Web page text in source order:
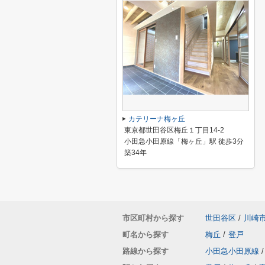
カテリーナ梅ヶ丘
東京都世田谷区梅丘１丁目14-2
小田急小田原線「梅ヶ丘」駅 徒歩3分
築34年
市区町村から探す 世田谷区 / 川崎
町名から探す
梅丘 / 登戸
路線から探す
小田急小田原線 /